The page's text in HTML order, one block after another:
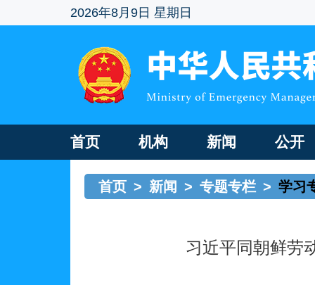
2026年8月9日 星期日
首页 机构 新闻 公开
首页 > 新闻 > 专题专栏 > 学习
习近平同朝鲜劳